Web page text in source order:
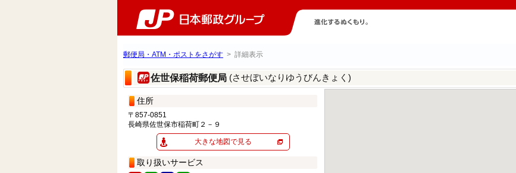
郵便局・ATM・ポストをさがす > 詳細表示
佐世保稲荷郵便局 (させぼいなりゆうびんきょく)
住所
〒857-0851
長崎県佐世保市稲荷町２－９
大きな地図で見る
取り扱いサービス